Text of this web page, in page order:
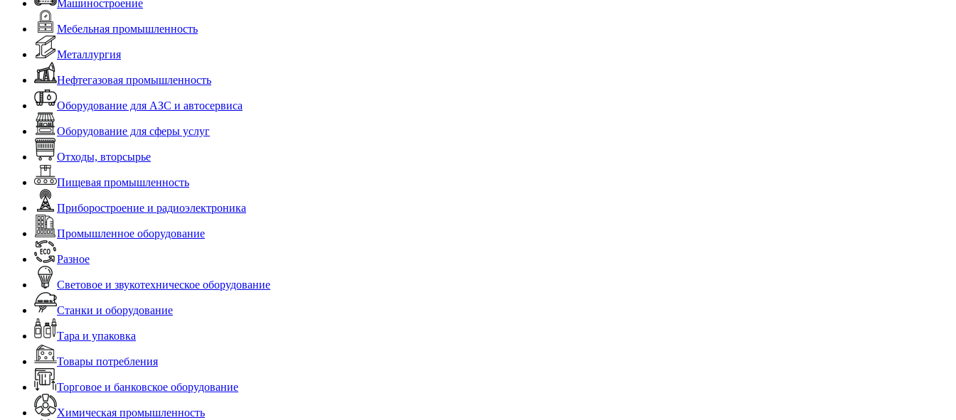
Машиностроение
Мебельная промышленность
Металлургия
Нефтегазовая промышленность
Оборудование для АЗС и автосервиса
Оборудование для сферы услуг
Отходы, вторсырье
Пищевая промышленность
Приборостроение и радиоэлектроника
Промышленное оборудование
Разное
Световое и звукотехническое оборудование
Станки и оборудование
Тара и упаковка
Товары потребления
Торговое и банковское оборудование
Химическая промышленность